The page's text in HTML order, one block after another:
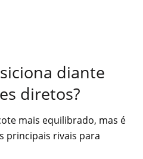
diante
diretos?
mais equilibrado, mas é
principais rivais para